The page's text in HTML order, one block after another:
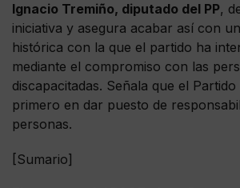
Ignacio Tremiño, diputado del PP,
iniciativa y asegura acabar así con
histórica con la que el partido ha
mediante el compromiso con las
discapacitadas. Señala que el
primero en dar puesto de
personas.
[Sumario]